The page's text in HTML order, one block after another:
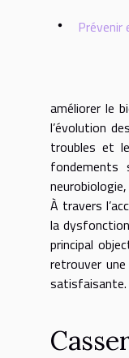
Prévenir
améliorer le
l’évolution
troubles et
fondements
À travers
la
principal
retrouver
satisfaisante.